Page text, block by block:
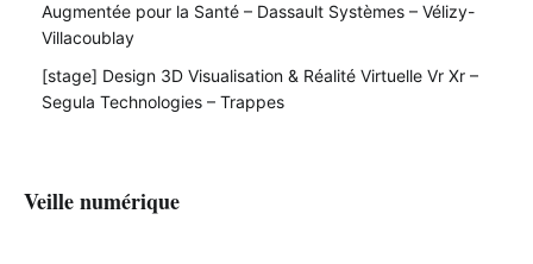
Augmentée pour la Santé – Dassault Systèmes – Vélizy-
Villacoublay
[stage] Design 3D Visualisation & Réalité Virtuelle Vr Xr –
Segula Technologies – Trappes
Veille numérique